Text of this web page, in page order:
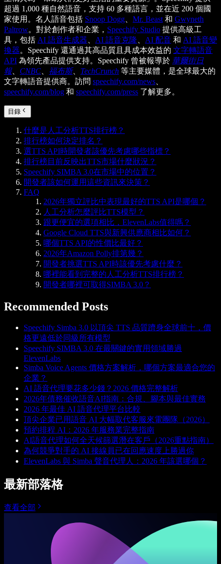
超過 1,000 種自然語音，支持 60 多種語言，並在近 200 個國
家使用。名人語音包括 Snoop Dogg Mr. Beast 和 Gwyneth
Paltrow。對於創作者和企業， Speechify Studio 提供高級工
具，包括 AI 語音生成器 AI 語音克隆 AI 配音 和 AI 語音變
換器。Speechify 還通過其高品質且具成本效益的 文字轉語音
API 為領先產品提供支持。Speechify 曾被報導於 華爾街日
報、 CNBC 福布斯、 TechCrunch 等主要媒體，是全球最大的
文字轉語音提供商。訪問 speechify.com/news
speechify.com/blog 和 speechify.com/press 了解更多。
目錄
什麼是人工分析TTS排行榜？
排行榜如何決定排名？
選TTS API時開發者該優先考慮哪些指標？
排行榜目前反映出TTS市場什麼狀況？
Speechify SIMBA 3.0在市場中的位置？
開發者該如何運用這些資訊來決策？
FAQ
2026年獨立評比中表現最好的TTS API是哪個？
人工分析怎麼評比TTS模型？
跟更便宜的選項相比，ElevenLabs值得嗎？
Google Cloud TTS與新興供應商相比如何？
哪個TTS API的性價比最好？
2026年Amazon Polly排第幾？
開發者挑選TTS API時該優先考慮什麼？
哪裡能看到完整的人工分析TTS排行榜？
開發者哪裡可取得SIMBA 3.0？
Recommended Posts
Speechify Simba 3.0 以頂尖 TTS 品質躋身全球前十，價
格更遠低於同級所有模型
Speechify SIMBA 3.0 在最關鍵的實用領域勝過
ElevenLabs
Simba Voice Agents 價格方案解析，哪個方案最適合您的
企業？
AI 語音代理要花多少錢？2026 價格完整解析
2026年債務催收語音AI指南：合規、腳本與最佳實務
2026 年最佳 AI 語音代理平台比較
頂尖企業已用語音 AI 大幅取代客服來電團隊（2026）
預約排程 AI：2026 年服務業完整指南
AI語音代理如何全天候篩選潛在客戶（2026重點指南）
為何競爭對手的 AI 接線員已在回應速度上勝過你
ElevenLabs 與 Simba 聲音代理人：2026 年該選哪個？
最新部落格
查看全部